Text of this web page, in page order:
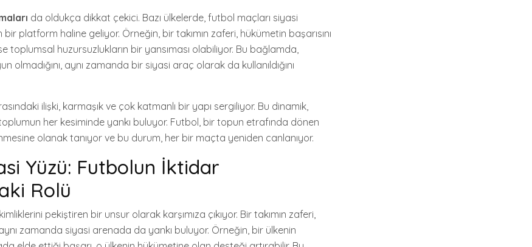
da oldukça dikkat çekici. Bazı ülkelerde, futbol maçları siyasi
bir platform haline geliyor. Örneğin, bir takımın zaferi, hükümetin başarısını
toplumsal huzursuzlukların bir yansıması olabiliyor. Bu bağlamda,
olmadığını, aynı zamanda bir siyasi araç olarak da kullanıldığını
ilişki, karmaşık ve çok katmanlı bir yapı sergiliyor. Bu dinamik,
her kesiminde yankı buluyor. Futbol, bir topun etrafında dönen
olanak tanıyor ve bu durum, her bir maçta yeniden canlanıyor.
Yüzü: Futbolun İktidar
Rolü
pekiştiren bir unsur olarak karşımıza çıkıyor. Bir takımın zaferi,
zamanda siyasi arenada da yankı buluyor. Örneğin, bir ülkenin